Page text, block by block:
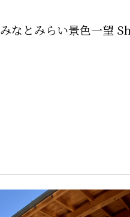
みなとみらい景色一望